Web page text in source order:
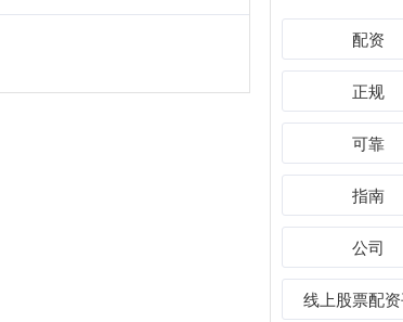
配资
正规
可靠
指南
公司
线上股票配